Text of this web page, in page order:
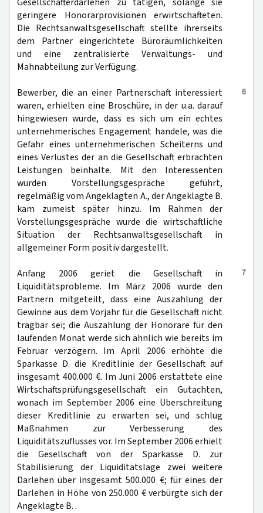
geringere Honorarprovisionen erwirtschafteten.
Die Rechtsanwaltsgesellschaft stellte ihrerseits
dem Partner eingerichtete Büroräumlichkeiten
und eine zentralisierte Verwaltungs- und
Mahnabteilung zur Verfügung.
6
Bewerber, die an einer Partnerschaft interessiert
waren, erhielten eine Broschüre, in der u.a. darauf
hingewiesen wurde, dass es sich um ein echtes
unternehmerisches Engagement handele, was die
Gefahr eines unternehmerischen Scheiterns und
eines Verlustes der an die Gesellschaft erbrachten
Leistungen beinhalte. Mit den Interessenten
wurden Vorstellungsgespräche geführt,
regelmäßig vom Angeklagten A., der Angeklagte B.
kam zumeist später hinzu. Im Rahmen der
Vorstellungsgespräche wurde die wirtschaftliche
Situation der Rechtsanwaltsgesellschaft in
allgemeiner Form positiv dargestellt.
7
Anfang 2006 geriet die Gesellschaft in
Liquiditätsprobleme. Im März 2006 wurde den
Partnern mitgeteilt, dass eine Auszahlung der
Gewinne aus dem Vorjahr für die Gesellschaft nicht
tragbar sei; die Auszahlung der Honorare für den
laufenden Monat werde sich ähnlich wie bereits im
Februar verzögern. Im April 2006 erhöhte die
Sparkasse D. die Kreditlinie der Gesellschaft auf
insgesamt 400.000 €. Im Juni 2006 erstattete eine
Wirtschaftsprüfungsgesellschaft ein Gutachten,
wonach im September 2006 eine Überschreitung
dieser Kreditlinie zu erwarten sei, und schlug
Maßnahmen zur Verbesserung des
Liquiditätszuflusses vor. Im September 2006 erhielt
die Gesellschaft von der Sparkasse D. zur
Stabilisierung der Liquiditätslage zwei weitere
Darlehen über insgesamt 500.000 €; für eines der
Darlehen in Höhe von 250.000 € verbürgte sich der
Angeklagte B. .